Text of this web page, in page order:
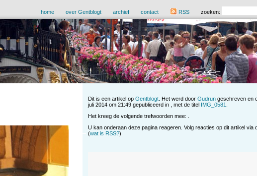
home over Gentblogt archief contact RSS zoeken:
Dit is een artikel op Gentblogt . Het werd door Gudrun geschreven en
juli 2014 om 21:49 gepubliceerd in , met de titel
IMG_0581
Het kreeg de volgende trefwoorden mee: .
U kan onderaan deze pagina reageren. Volg reacties op dit artikel via
(wat is RSS?)